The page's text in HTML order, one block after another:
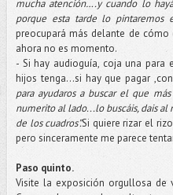
mucha atención….y cuando lo
porque esta tarde lo pintaremos
preocupará más delante de
ahora no es momento.
- Si hay audioguía, coja una
hijos tenga…si hay que pagar
para ayudaros a buscar el que
numerito al lado...lo buscáis, dais
de los cuadros".Si quiere rizar el
pero sinceramente me parece
Paso quinto.
Visite la exposición orgullosa de